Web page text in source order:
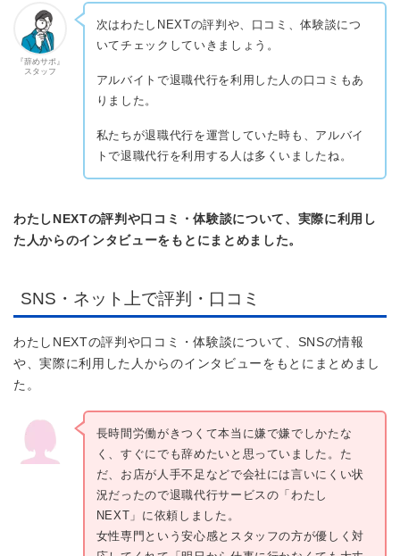
『辞めサポ』
スタッフ
次はわたしNEXTの評判や、口コミ、体験談につ
いてチェックしていきましょう。
アルバイトで退職代行を利用した人の口コミもあ
りました。
私たちが退職代行を運営していた時も、アルバイ
トで退職代行を利用する人は多くいましたね。
わたしNEXTの評判や口コミ・体験談について、実際に利用し
た人からのインタビューをもとにまとめました。
SNS・ネット上で評判・口コミ
わたしNEXTの評判や口コミ・体験談について、SNSの情報
や、実際に利用した人からのインタビューをもとにまとめまし
た。
長時間労働がきつくて本当に嫌で嫌でしかたな
く、すぐにでも辞めたいと思っていました。た
だ、お店が人手不足などで会社には言いにくい状
況だったので退職代行サービスの「わたし
NEXT」に依頼しました。
女性専門という安心感とスタッフの方が優しく対